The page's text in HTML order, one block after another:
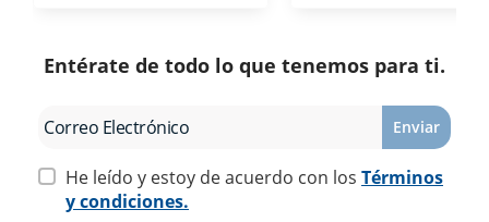
Entérate de todo lo que tenemos para ti.
Enviar
He leído y estoy de acuerdo con los Términos
y condiciones.